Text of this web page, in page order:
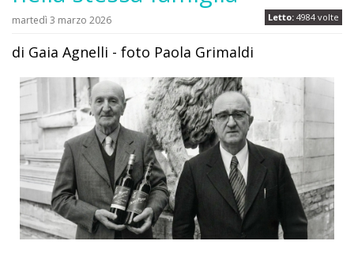
Letto: 4984 volte
martedì 3 marzo 2026
di Gaia Agnelli - foto Paola Grimaldi